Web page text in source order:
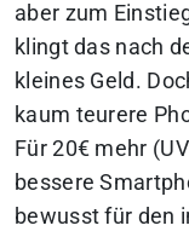
aber zum
klingt das nach
kleines Geld.
kaum teurere
Für 20€ mehr
bessere
bewusst für den